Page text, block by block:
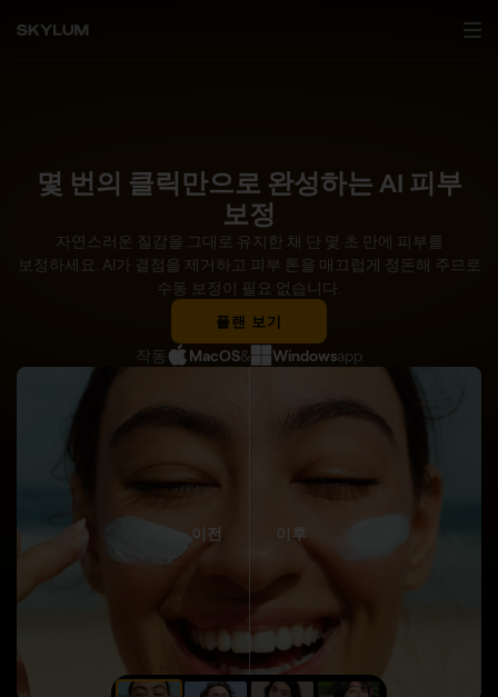
몇 번의 클릭만으로 완성하는 AI 피부
보정
자연스러운 질감을 그대로 유지한 채 단 몇 초 만에 피부를
보정하세요. AI가 결점을 제거하고 피부 톤을 매끄럽게 정돈해 주므로
수동 보정이 필요 없습니다.
플랜 보기
작동 MacOS& Windowsapp
이전 이후